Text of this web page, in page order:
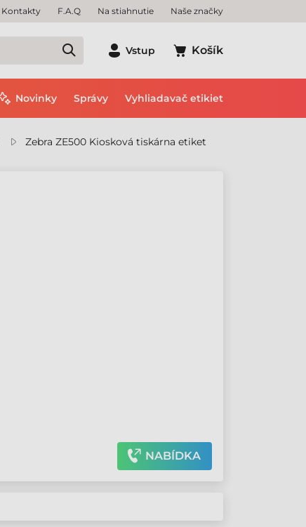
Kontakty F.A.Q Na stiahnutie Naše značky
Vstup Košík
Novinky Správy Vyhliadavač etikiet
Zebra ZE500 Kiosková tiskárna etiket
NABÍDKA